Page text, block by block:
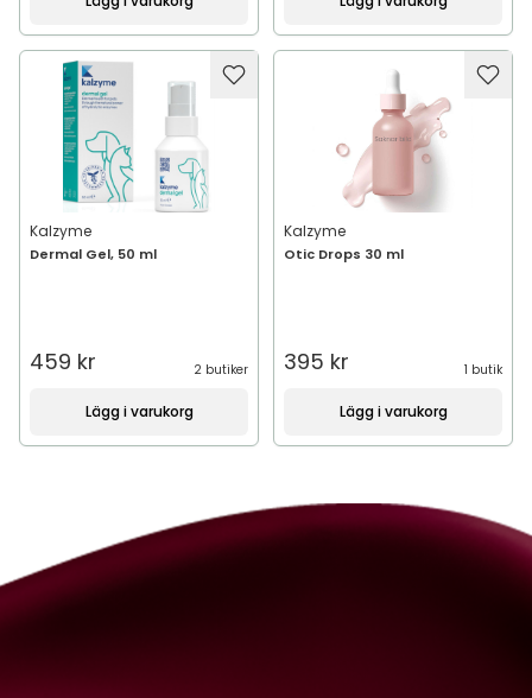
Kalzyme
Dermal Gel, 50 ml
459 kr 2 butiker
Lägg i varukorg
Kalzyme
Otic Drops 30 ml
395 kr 1 butik
Lägg i varukorg